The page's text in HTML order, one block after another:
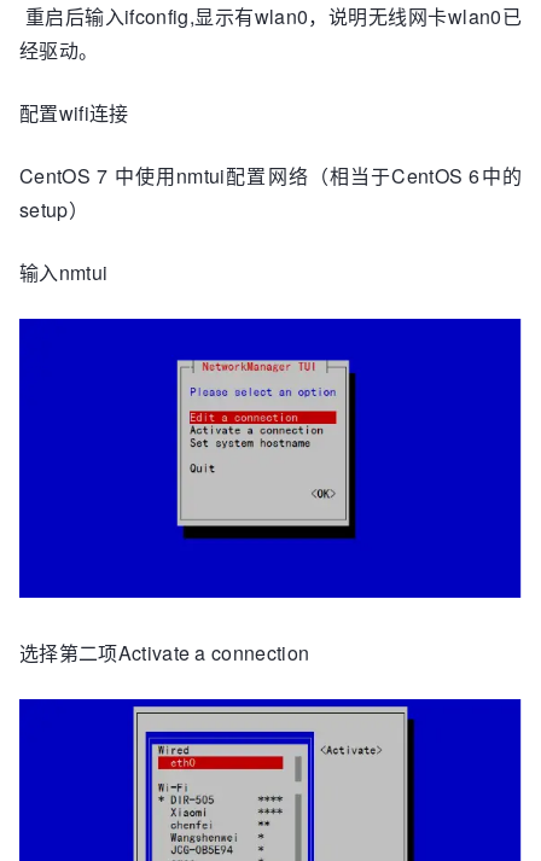
重启后输入ifconfig,显示有wlan0，说明无线网卡wlan0已
经驱动。
配置wifi连接
CentOS 7 中使用nmtui配置网络（相当于CentOS 6中的
setup）
输入nmtui
选择第二项Activate a connection